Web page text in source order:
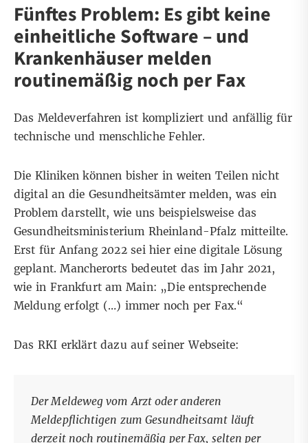
Fünftes Problem: Es gibt keine
einheitliche Software – und
Krankenhäuser melden
routinemäßig noch per Fax
Das Meldeverfahren ist kompliziert und anfällig für
technische und menschliche Fehler.
Die Kliniken können bisher in weiten Teilen nicht
digital an die Gesundheitsämter melden, was ein
Problem darstellt, wie uns beispielsweise das
Gesundheitsministerium Rheinland-Pfalz mitteilte.
Erst für Anfang 2022 sei hier eine digitale Lösung
geplant. Mancherorts bedeutet das im Jahr 2021,
wie in Frankfurt am Main: „Die entsprechende
Meldung erfolgt (…) immer noch per Fax.“
Das RKI erklärt dazu auf seiner Webseite:
Der Meldeweg vom Arzt oder anderen
Meldepflichtigen zum Gesundheitsamt läuft
derzeit noch routinemäßig per Fax, selten per